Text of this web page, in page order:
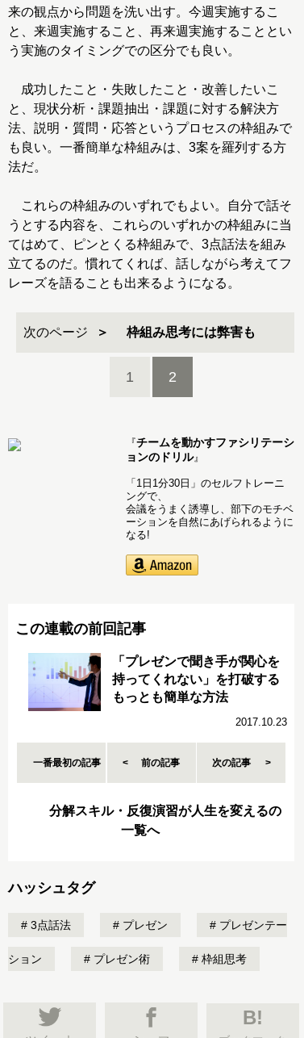
来の観点から問題を洗い出す。今週実施するこ
と、来週実施すること、再来週実施することとい
う実施のタイミングでの区分でも良い。
成功したこと・失敗したこと・改善したいこ
と、現状分析・課題抽出・課題に対する解決方
法、説明・質問・応答というプロセスの枠組みで
も良い。一番簡単な枠組みは、3案を羅列する方
法だ。
これらの枠組みのいずれでもよい。自分で話そ
うとする内容を、これらのいずれかの枠組みに当
てはめて、ピンとくる枠組みで、3点話法を組み
立てるのだ。慣れてくれば、話しながら考えてフ
レーズを語ることも出来るようになる。
次のページ 枠組み思考には弊害も
1 2
『チームを動かすファシリテーシ
ョンのドリル』
「1日1分30日」のセルフトレーニ
ングで、
会議をうまく誘導し、部下のモチベ
ーションを自然にあげられるように
なる!
この連載の前回記事
「プレゼンで聞き手が関心を
持ってくれない」を打破する
もっとも簡単な方法
2017.10.23
一番最初の記事 前の記事 次の記事
分解スキル・反復演習が人生を変えるの
一覧へ
ハッシュタグ
3点話法 プレゼン プレゼンテー
ション プレゼン術 枠組思考
B!